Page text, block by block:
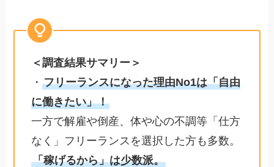
＜調査結果サマリー＞
・フリーランスになった理由No1は「自由
に働きたい」！
一方で解雇や倒産、体や心の不調等「仕方
なく」フリーランスを選択した方も多数。
「稼げるから」は少数派。